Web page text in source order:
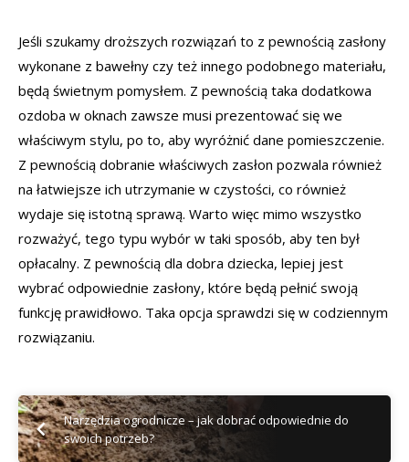
Jeśli szukamy droższych rozwiązań to z pewnością zasłony
wykonane z bawełny czy też innego podobnego materiału,
będą świetnym pomysłem. Z pewnością taka dodatkowa
ozdoba w oknach zawsze musi prezentować się we
właściwym stylu, po to, aby wyróżnić dane pomieszczenie.
Z pewnością dobranie właściwych zasłon pozwala również
na łatwiejsze ich utrzymanie w czystości, co również
wydaje się istotną sprawą. Warto więc mimo wszystko
rozważyć, tego typu wybór w taki sposób, aby ten był
opłacalny. Z pewnością dla dobra dziecka, lepiej jest
wybrać odpowiednie zasłony, które będą pełnić swoją
funkcję prawidłowo. Taka opcja sprawdzi się w codziennym
rozwiązaniu.
Narzędzia ogrodnicze – jak dobrać odpowiednie do
swoich potrzeb?